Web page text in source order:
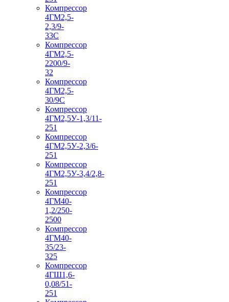
Компрессор
4ГМ2,5-
2,3/9-
33С
Компрессор
4ГМ2,5-
2200/9-
32
Компрессор
4ГМ2,5-
30/9С
Компрессор
4ГМ2,5У-1,3/11-
251
Компрессор
4ГМ2,5У-2,3/6-
251
Компрессор
4ГМ2,5У-3,4/2,8-
251
Компрессор
4ГМ40-
1,2/250-
2500
Компрессор
4ГМ40-
35/23-
325
Компрессор
4ГШ1,6-
0,08/51-
251